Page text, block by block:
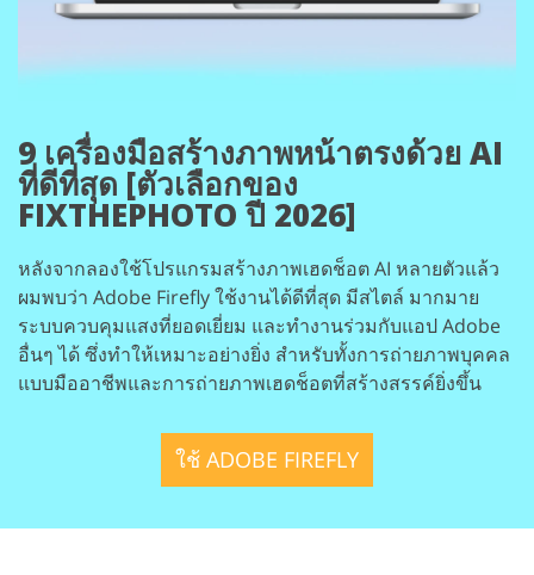
9 เครื่องมือสร้างภาพหน้าตรงด้วย AI
ที่ดีที่สุด [ตัวเลือกของ
FIXTHEPHOTO ปี 2026]
หลังจากลองใช้โปรแกรมสร้างภาพเฮดช็อต AI หลายตัวแล้ว
ผมพบว่า Adobe Firefly ใช้งานได้ดีที่สุด มีสไตล์ มากมาย
ระบบควบคุมแสงที่ยอดเยี่ยม และทำงานร่วมกับแอป Adobe
อื่นๆ ได้ ซึ่งทำให้เหมาะอย่างยิ่ง สำหรับทั้งการถ่ายภาพบุคคล
แบบมืออาชีพและการถ่ายภาพเฮดช็อตที่สร้างสรรค์ยิ่งขึ้น
ใช้ ADOBE FIREFLY